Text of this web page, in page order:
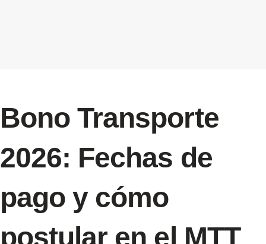
Bono Transporte
2026: Fechas de
pago y cómo
postular en el MTT